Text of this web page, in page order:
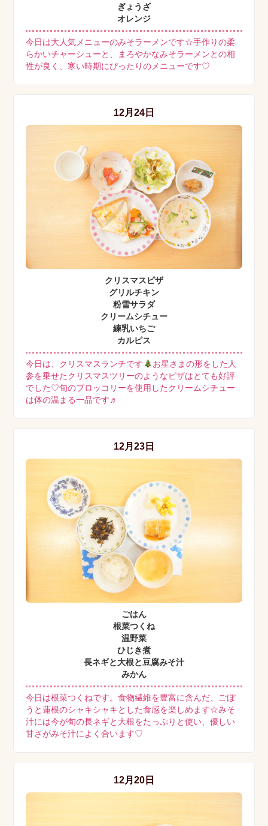
ぎょうざ
オレンジ
今日は大人気メニューのみそラーメンです☆手作りの柔
らかいチャーシューと、まろやかなみそラーメンとの相
性が良く、寒い時期にぴったりのメニューです♡
12月24日
クリスマスピザ
グリルチキン
粉雪サラダ
クリームシチュー
練乳いちご
カルピス
今日は、クリスマスランチです
お星さまの形をした人
参を乗せたクリスマスツリーのようなピザはとても好評
でした♡旬のブロッコリーを使用したクリームシチュー
は体の温まる一品です♬
12月23日
ごはん
根菜つくね
温野菜
ひじき煮
長ネギと大根と豆腐みそ汁
みかん
今日は根菜つくねです。食物繊維を豊富に含んだ、ごぼ
うと蓮根のシャキシャキとした食感を楽しめます☆みそ
汁には今が旬の長ネギと大根をたっぷりと使い、優しい
甘さがみそ汁によく合います♡
12月20日